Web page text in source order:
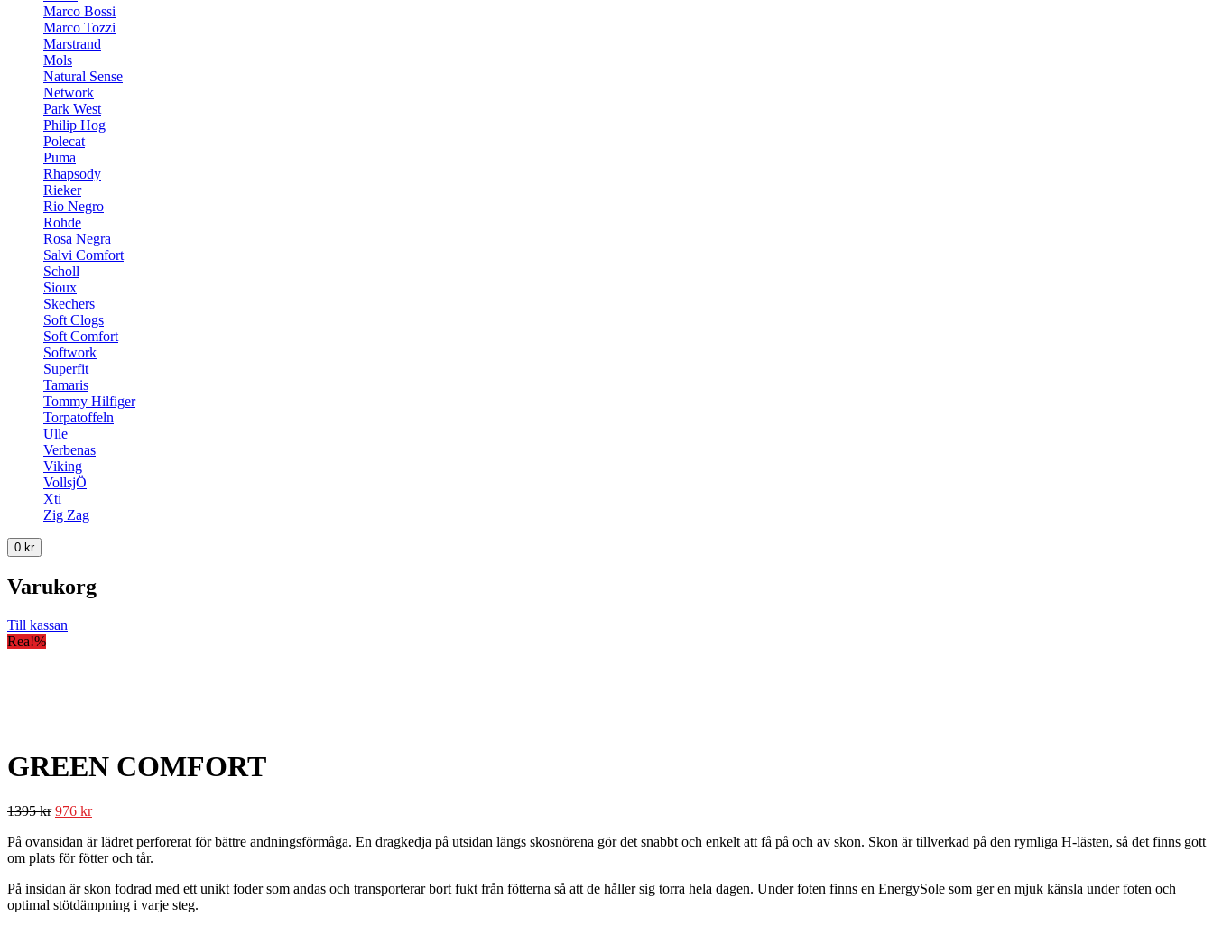
Marco Bossi
Marco Tozzi
Marstrand
Mols
Natural Sense
Network
Park West
Philip Hog
Polecat
Puma
Rhapsody
Rieker
Rio Negro
Rohde
Rosa Negra
Salvi Comfort
Scholl
Sioux
Skechers
Soft Clogs
Soft Comfort
Softwork
Superfit
Tamaris
Tommy Hilfiger
Torpatoffeln
Ulle
Verbenas
Viking
VollsjÖ
Xti
Zig Zag
0 kr
Varukorg
Till kassan
Rea!%
GREEN COMFORT
1395kr 976 kr
På ovansidan är lädret perforerat för bättre andningsförmåga. En dragkedja på utsidan längs skosnörena gör det snabbt och enkelt att få på och av skon. Skon är tillverkad på den rymliga H-lästen, så det finns gott
om plats för fötter och tår.
På insidan är skon fodrad med ett unikt foder som andas och transporterar bort fukt från fötterna så att de håller sig torra hela dagen. Under foten finns en EnergySole som ger en mjuk känsla under foten och
optimal stötdämpning i varje steg.